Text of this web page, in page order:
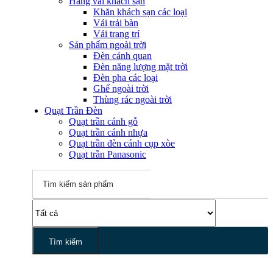
Khăn khách sạn các loại
Vải trải bàn
Vải trang trí
Sản phẩm ngoài trời
Đèn cảnh quan
Đèn năng lượng mặt trời
Đèn pha các loại
Ghế ngoài trời
Thùng rác ngoài trời
Quạt Trần Đèn
Quạt trần cánh gỗ
Quạt trần cánh nhựa
Quạt trần đèn cánh cụp xòe
Quạt trần Panasonic
Tìm kiếm